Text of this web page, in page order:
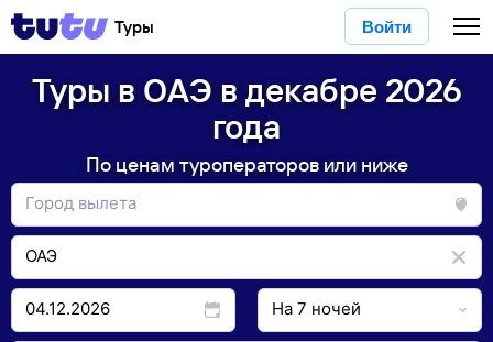
Туры Войти
Туры в ОАЭ в декабре 2026
года
По ценам туроператоров или ниже